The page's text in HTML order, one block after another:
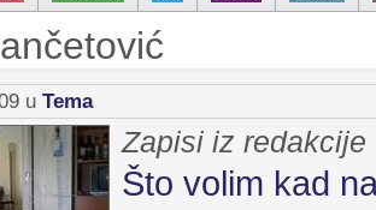
u Tema
Zapisi iz redakcije
Što volim kad